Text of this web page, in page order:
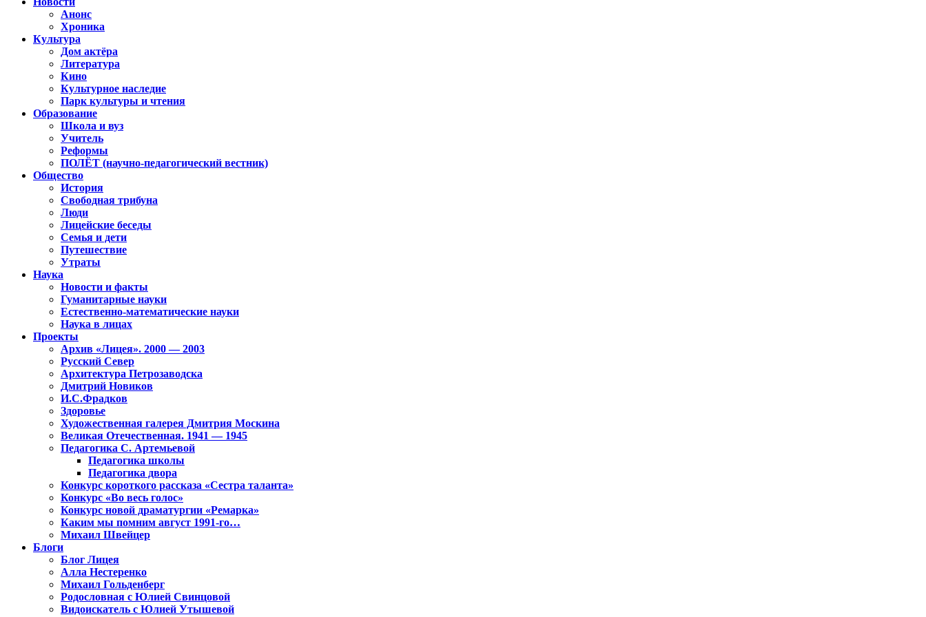
Анонс
Хроника
Культура
Дом актёра
Литература
Кино
Культурное наследие
Парк культуры и чтения
Образование
Школа и вуз
Учитель
Реформы
ПОЛЁТ (научно-педагогический вестник)
Общество
История
Свободная трибуна
Люди
Лицейские беседы
Семья и дети
Путешествие
Утраты
Наука
Новости и факты
Гуманитарные науки
Естественно-математические науки
Наука в лицах
Проекты
Архив «Лицея». 2000 — 2003
Русский Север
Архитектура Петрозаводска
Дмитрий Новиков
И.С.Фрадков
Здоровье
Художественная галерея Дмитрия Москина
Великая Отечественная. 1941 — 1945
Педагогика С. Артемьевой
Педагогика школы
Педагогика двора
Конкурс короткого рассказа «Сестра таланта»
Конкурс «Во весь голос»
Конкурс новой драматургии «Ремарка»
Каким мы помним август 1991-го…
Михаил Швейцер
Блоги
Блог Лицея
Алла Нестеренко
Михаил Гольденберг
Родословная с Юлией Свинцовой
Видоискатель с Юлией Утышевой